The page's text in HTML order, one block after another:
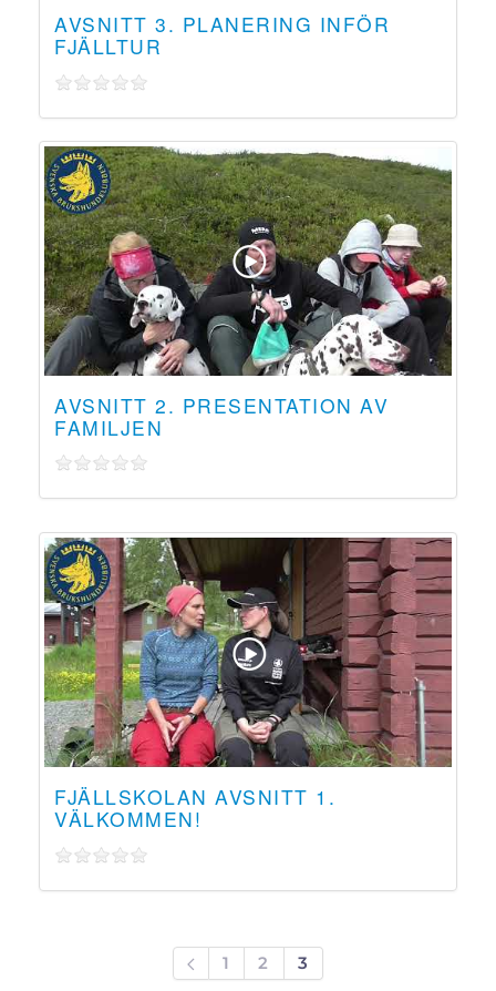
AVSNITT 3. PLANERING INFÖR
FJÄLLTUR
AVSNITT 2. PRESENTATION AV
FAMILJEN
FJÄLLSKOLAN AVSNITT 1.
VÄLKOMMEN!
1 2 3